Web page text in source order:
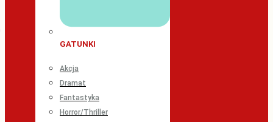
GATUNKI
Akcja
Dramat
Fantastyka
Horror/Thriller